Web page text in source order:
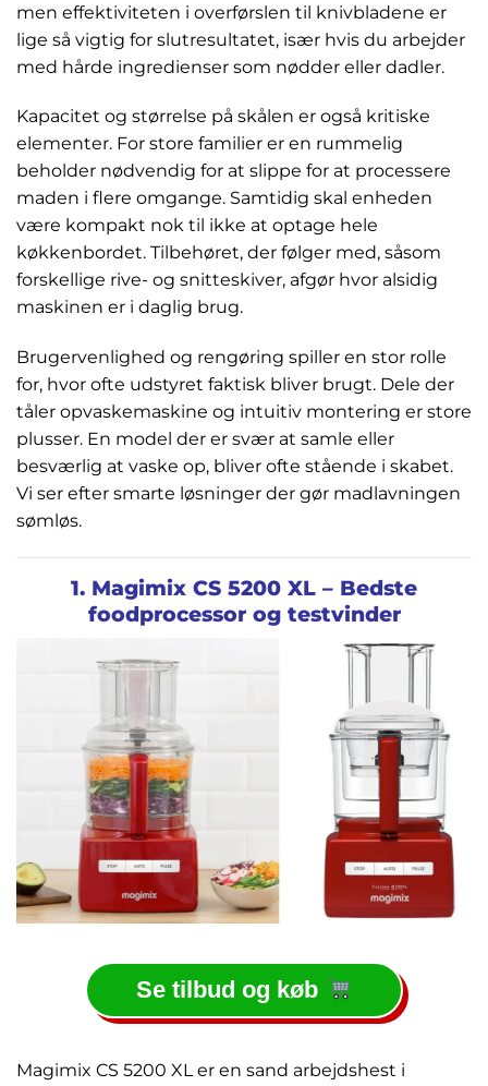
men effektiviteten i overførslen til knivbladene er
lige så vigtig for slutresultatet, især hvis du arbejder
med hårde ingredienser som nødder eller dadler.
Kapacitet og størrelse på skålen er også kritiske
elementer. For store familier er en rummelig
beholder nødvendig for at slippe for at processere
maden i flere omgange. Samtidig skal enheden
være kompakt nok til ikke at optage hele
køkkenbordet. Tilbehøret, der følger med, såsom
forskellige rive- og snitteskiver, afgør hvor alsidig
maskinen er i daglig brug.
Brugervenlighed og rengøring spiller en stor rolle
for, hvor ofte udstyret faktisk bliver brugt. Dele der
tåler opvaskemaskine og intuitiv montering er store
plusser. En model der er svær at samle eller
besværlig at vaske op, bliver ofte stående i skabet.
Vi ser efter smarte løsninger der gør madlavningen
sømløs.
1. Magimix CS 5200 XL – Bedste
foodprocessor og testvinder
Se tilbud og køb
Magimix CS 5200 XL er en sand arbejdshest i